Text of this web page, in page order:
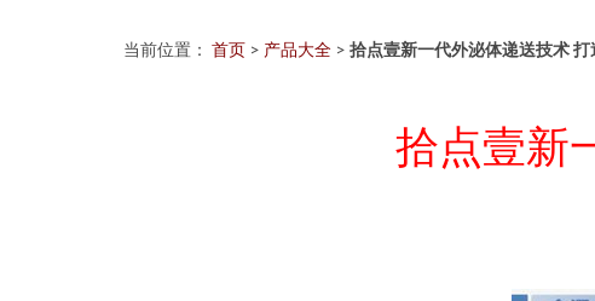
当前位置： 首页 > 产品大全 > 拾点壹新一代外泌体递送技术
拾点壹新